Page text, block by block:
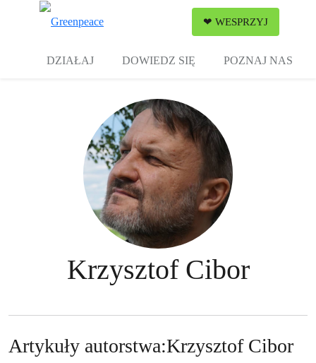
❤ WESPRZYJ
DZIAŁAJ DOWIEDZ SIĘ POZNAJ NAS
Krzysztof Cibor
Artykuły autorstwa:Krzysztof Cibor